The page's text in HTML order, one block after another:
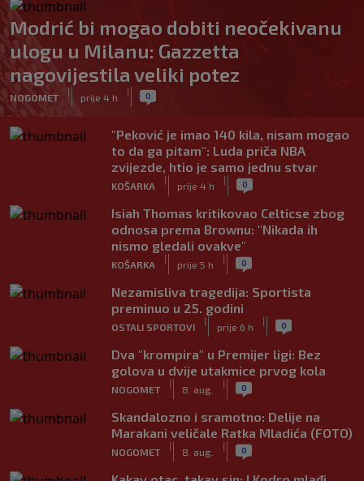
Modrić bi mogao dobiti neočekivanu
ulogu u Milanu: Gazzetta
nagovijestila veliki potez
NOGOMET
|
prije 4 h
| 0
"Peković je imao 140 kila, nisam mogao
to da ga pitam": Luda priča NBA
zvijezde, htio je samo jednu stvar
KOŠARKA
|
prije 4 h
| 0
Isiah Thomas kritikovao Celticse zbog
odnosa prema Brownu: "Nikada ih
nismo gledali ovakve"
KOŠARKA
|
prije 5 h
| 0
Nezamisliva tragedija: Sportista
preminuo u 25. godini
OSTALI SPORTOVI
|
prije 6 h
| 0
Dva "krompira" u Premijer ligi: Bez
golova u dvije utakmice prvog kola
NOGOMET
|
8. aug.
| 0
Skandalozno i sramotno: Delije na
Marakani veličale Ratka Mladića (FOTO)
NOGOMET
|
8. aug.
| 0